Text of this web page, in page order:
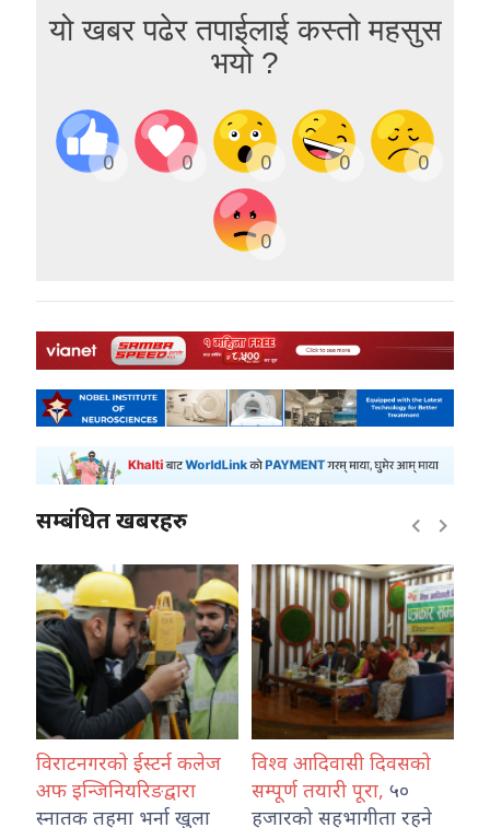
यो खबर पढेर तपाईलाई कस्तो महसुस
भयो ?
0 0 0 0 0
0
सम्बंधित खबरहरु
विराटनगरको ईस्टर्न कलेज
अफ इन्जिनियरिङद्वारा
स्नातक तहमा भर्ना खुला
विश्व आदिवासी दिवसको
सम्पूर्ण तयारी पूरा, ५०
हजारको सहभागीता रहने